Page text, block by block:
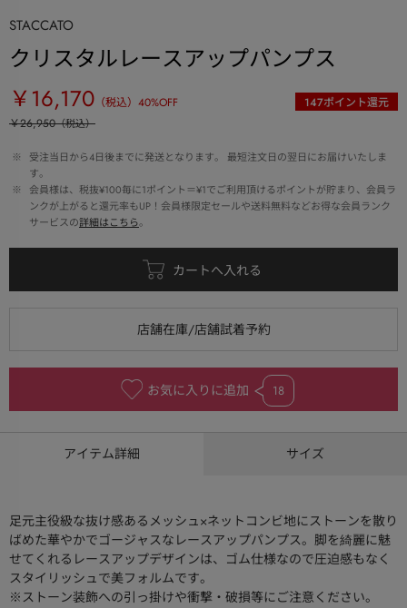
STACCATO
クリスタルレースアップパンプス
￥16,170 （税込） 40%OFF 147ポイント還元
￥26,950（税込）
※
受注当日から4日後までに発送となります。 最短注文日の翌日にお届けいたしま
す。
※
会員様は、税抜¥100毎に1ポイント＝¥1でご利用頂けるポイントが貯まり、会員ラ
ンクが上がると還元率もUP！会員様限定セールや送料無料などお得な会員ランク
サービスの詳細はこちら。
お気に入りに追加 18
アイテム詳細 サイズ
足元主役級な抜け感あるメッシュ×ネットコンビ地にストーンを散り
ばめた華やかでゴージャスなレースアップパンプス。脚を綺麗に魅
せてくれるレースアップデザインは、ゴム仕様なので圧迫感もなく
スタイリッシュで美フォルムです。
※ストーン装飾への引っ掛けや衝撃・破損等にご注意ください。